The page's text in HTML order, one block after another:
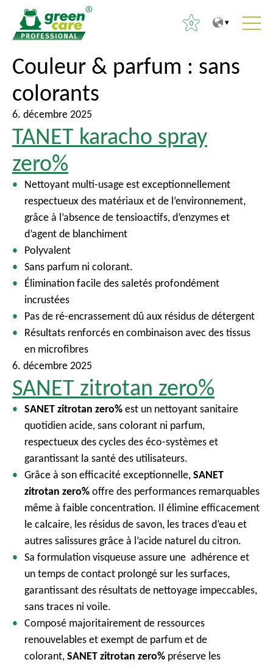
0
R
e
c
h
e
r
c
h
Couleur & parfum : sans
colorants
6. décembre 2025
TANET karacho spray
zero%
Nettoyant multi-usage est exceptionnellement
respectueux des matériaux et de l’environnement,
grâce à l’absence de tensioactifs, d’enzymes et
d’agent de blanchiment
Polyvalent
Sans parfum ni colorant.
Élimination facile des saletés profondément
incrustées
Pas de ré-encrassement dû aux résidus de détergent
Résultats renforcés en combinaison avec des tissus
en microfibres
6. décembre 2025
SANET zitrotan zero%
SANET zitrotan zero%est un nettoyant sanitaire
quotidien acide, sans colorant ni parfum,
respectueux des cycles des éco-systèmes et
garantissant la santé des utilisateurs.
Grâce à son efficacité exceptionnelle,SANET
zitrotan zero%offre des performances remarquables
même à faible concentration. Il élimine efficacement
le calcaire, les résidus de savon, les traces d’eau et
autres salissures grâce à l’acide naturel du citron.
Sa formulation visqueuse assure une adhérence et
un temps de contact prolongé sur les surfaces,
garantissant des résultats de nettoyage impeccables,
sans traces ni voile.
Composé majoritairement de ressources
renouvelables et exempt de parfum et de
colorant,SANET zitrotan zero% préserve les